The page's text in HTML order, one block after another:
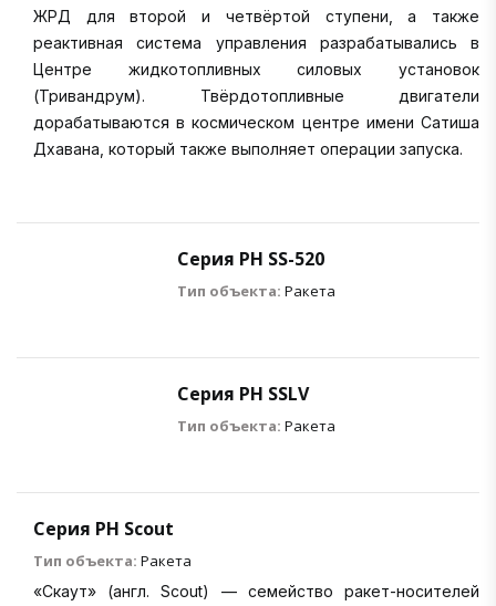
ЖРД для второй и четвёртой ступени, а также
реактивная система управления разрабатывались в
Центре жидкотопливных силовых установок
(Тривандрум). Твёрдотопливные двигатели
дорабатываются в космическом центре имени Сатиша
Дхавана, который также выполняет операции запуска.
Серия РН SS-520
Тип объекта: Ракета
Серия РН SSLV
Тип объекта: Ракета
Серия РН Scout
Тип объекта: Ракета
«Скаут» (англ. Scout) — семейство ракет-носителей